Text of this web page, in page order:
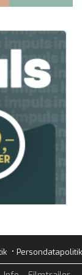
• Persondatapolitik